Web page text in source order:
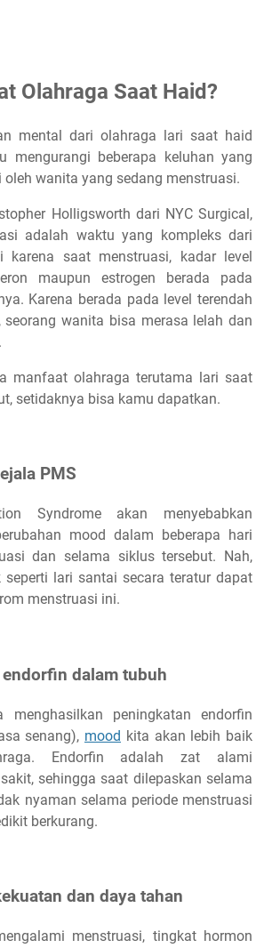
Olahraga Saat Haid?
mental dari olahraga lari saat haid
mengurangi beberapa keluhan yang
wanita yang sedang menstruasi.
Holligsworth dari NYC Surgical,
adalah waktu yang kompleks dari
karena saat menstruasi, kadar level
maupun estrogen berada pada
Karena berada pada level terendah
seorang wanita bisa merasa lelah dan
manfaat olahraga terutama lari saat
setidaknya bisa kamu dapatkan.
PMS
Syndrome akan menyebabkan
mood dalam beberapa hari
dan selama siklus tersebut. Nah,
seperti lari santai secara teratur dapat
menstruasi ini.
dalam tubuh
menghasilkan peningkatan endorfin
senang), mood kita akan lebih baik
Endorfin adalah zat alami
sehingga saat dilepaskan selama
nyaman selama periode menstruasi
berkurang.
dan daya tahan
menstruasi, tingkat hormon